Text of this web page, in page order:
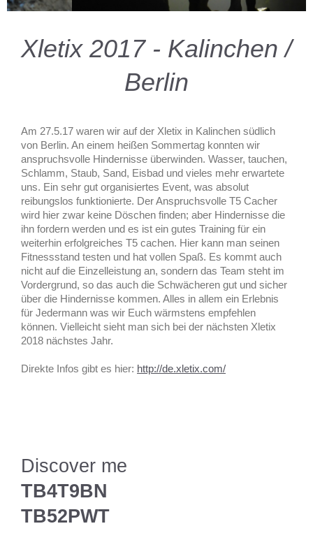
Xletix 2017 - Kalinchen /
Berlin
Am 27.5.17 waren wir auf der Xletix in Kalinchen südlich
von Berlin. An einem heißen Sommertag konnten wir
anspruchsvolle Hindernisse überwinden. Wasser, tauchen,
Schlamm, Staub, Sand, Eisbad und vieles mehr erwartete
uns. Ein sehr gut organisiertes Event, was absolut
reibungslos funktionierte. Der Anspruchsvolle T5 Cacher
wird hier zwar keine Döschen finden; aber Hindernisse die
ihn fordern werden und es ist ein gutes Training für ein
weiterhin erfolgreiches T5 cachen. Hier kann man seinen
Fitnessstand testen und hat vollen Spaß. Es kommt auch
nicht auf die Einzelleistung an, sondern das Team steht im
Vordergrund, so das auch die Schwächeren gut und sicher
über die Hindernisse kommen. Alles in allem ein Erlebnis
für Jedermann was wir Euch wärmstens empfehlen
können. Vielleicht sieht man sich bei der nächsten Xletix
2018 nächstes Jahr.
Direkte Infos gibt es hier: http://de.xletix.com/
Discover me
TB4T9BN
TB52PWT